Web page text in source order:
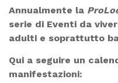
Annualmente la
serie di Eventi da
adulti e soprattutto
Qui a seguire un
manifestazioni: